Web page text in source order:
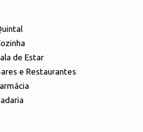
de Estar
e Restaurantes